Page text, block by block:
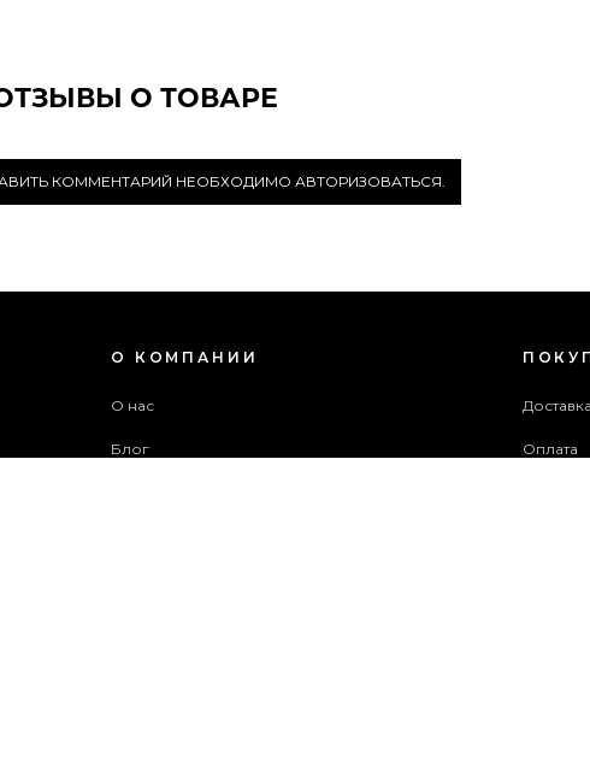
О ТОВАРЕ
КОММЕНТАРИЙ НЕОБХОДИМО АВТОРИЗОВАТЬСЯ.
О КОМПАНИИ
О нас
Блог
Доставка
Оплата